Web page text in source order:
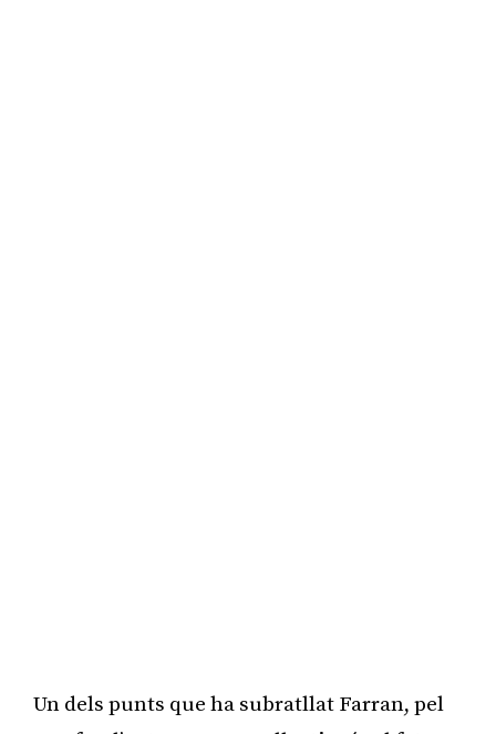
Un dels punts que ha subratllat Farran, pel